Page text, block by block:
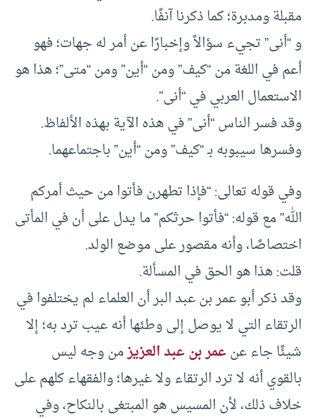
مقبلة ومدبرة؛ كما ذكرنا آنفًا.
و “أنى” تجيء سؤالاً وإخبارًا عن أمر له جهات؛ فهو
أعم في اللغة من “كيف” ومن “أين” ومن “متى”؛ هذا هو
الاستعمال العربي في “أنى”.
وقد فسر الناس “أنى” في هذه الآية بهذه الألفاظ.
وفسرها سيبوبه بـ “كيف” ومن “أين” باجتماعهما.
وفي قوله تعالى: “فإذا تطهرن فأتوا من حيث أمركم
الله” مع قوله: “فأتوا حرثكم” ما يدل على أن في المأتى
اختصاصًا، وأنه مقصور على موضع الولد.
قلت: هذا هو الحق في المسألة.
وقد ذكر أبو عمر بن عبد البر أن العلماء لم يختلفوا في
الرتقاء التي لا يوصل إلى وطئها أنه عيب ترد به؛ إلا
شيئًا جاء عنعمر بن عبد العزيزمن وجه ليس
بالقوي أنه لا ترد الرتقاء ولا غيرها؛ والفقهاء كلهم على
خلاف ذلك، لأن المسيس هو المبتغى بالنكاح، وفي